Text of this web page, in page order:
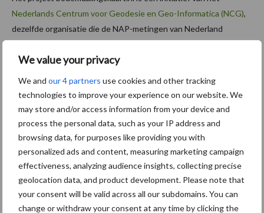
We value your privacy
We and our 4 partners use cookies and other tracking
technologies to improve your experience on our website. We
may store and/or access information from your device and
process the personal data, such as your IP address and
browsing data, for purposes like providing you with
personalized ads and content, measuring marketing campaign
effectiveness, analyzing audience insights, collecting precise
geolocation data, and product development. Please note that
your consent will be valid across all our subdomains. You can
change or withdraw your consent at any time by clicking the
Nederlands Centrum voor Geodesie en Geo-Informatica (NCG),
dezelfde organisatie die de NAP-metingen van Nederland
heeft ontworpen, en die aan de wieg stond van het actuele
kennisinstituten en bedrijven dragen bij aan het resultaat: TU
Delft, KNMI, Hogeschool Utrecht, Universiteit Twente, SkyGeo,
en 06-GPS.
TU Delft
Aanbevolen voor jou!
Machines en werktuigen